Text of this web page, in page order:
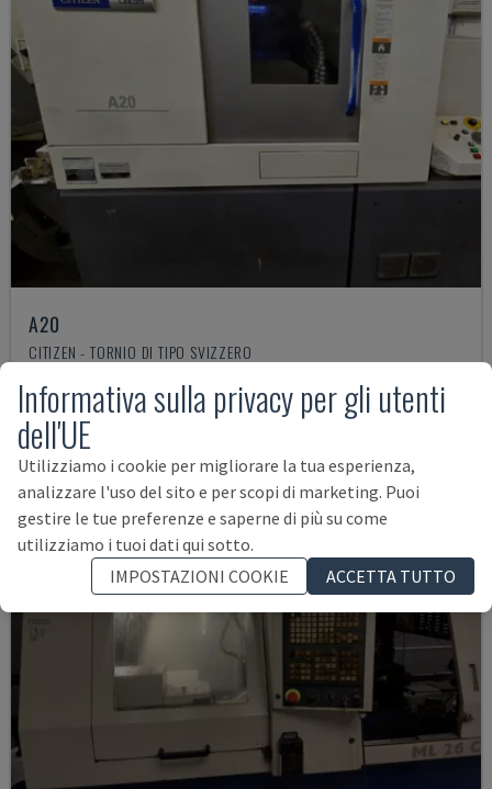
A20
CITIZEN - TORNIO DI TIPO SVIZZERO
67.000 €
Informativa sulla privacy per gli utenti
dell'UE
Utilizziamo i cookie per migliorare la tua esperienza,
analizzare l'uso del sito e per scopi di marketing. Puoi
gestire le tue preferenze e saperne di più su come
utilizziamo i tuoi dati qui sotto.
IMPOSTAZIONI COOKIE
ACCETTA TUTTO